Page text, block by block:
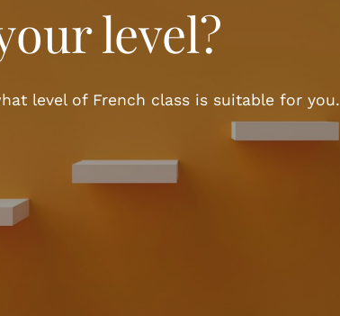
level?
level of French class is suitable for you.